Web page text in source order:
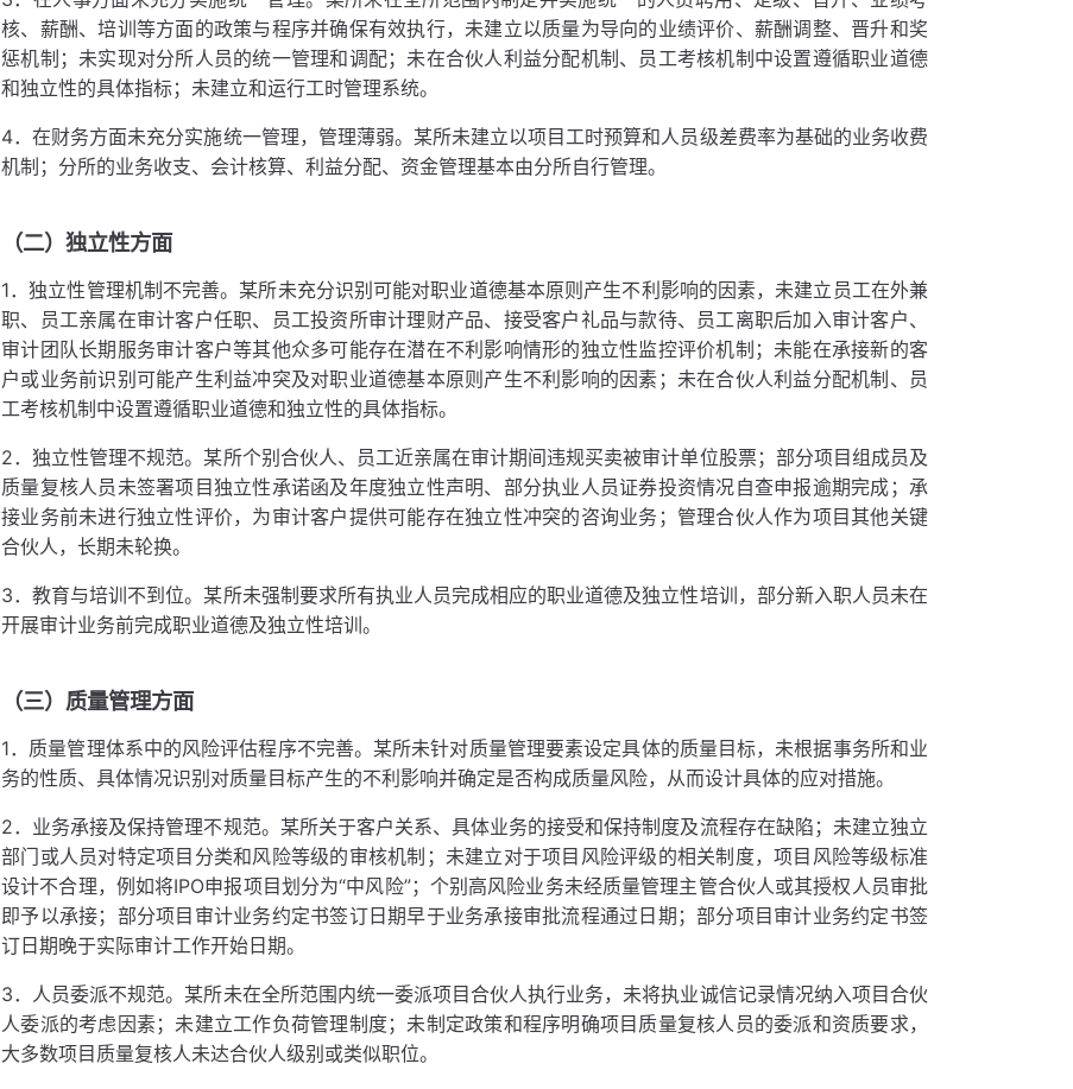
核、薪酬、培训等方面的政策与程序并确保有效执行，未建立以质量为导向的业绩评价、薪酬调整、晋升和奖
惩机制；未实现对分所人员的统一管理和调配；未在合伙人利益分配机制、员工考核机制中设置遵循职业道德
和独立性的具体指标；未建立和运行工时管理系统。
4．在财务方面未充分实施统一管理，管理薄弱。某所未建立以项目工时预算和人员级差费率为基础的业务收费
机制；分所的业务收支、会计核算、利益分配、资金管理基本由分所自行管理。
（二）独立性方面
1．独立性管理机制不完善。某所未充分识别可能对职业道德基本原则产生不利影响的因素，未建立员工在外兼
职、员工亲属在审计客户任职、员工投资所审计理财产品、接受客户礼品与款待、员工离职后加入审计客户、
审计团队长期服务审计客户等其他众多可能存在潜在不利影响情形的独立性监控评价机制；未能在承接新的客
户或业务前识别可能产生利益冲突及对职业道德基本原则产生不利影响的因素；未在合伙人利益分配机制、员
工考核机制中设置遵循职业道德和独立性的具体指标。
2．独立性管理不规范。某所个别合伙人、员工近亲属在审计期间违规买卖被审计单位股票；部分项目组成员及
质量复核人员未签署项目独立性承诺函及年度独立性声明、部分执业人员证券投资情况自查申报逾期完成；承
接业务前未进行独立性评价，为审计客户提供可能存在独立性冲突的咨询业务；管理合伙人作为项目其他关键
合伙人，长期未轮换。
3．教育与培训不到位。某所未强制要求所有执业人员完成相应的职业道德及独立性培训，部分新入职人员未在
开展审计业务前完成职业道德及独立性培训。
（三）质量管理方面
1．质量管理体系中的风险评估程序不完善。某所未针对质量管理要素设定具体的质量目标，未根据事务所和业
务的性质、具体情况识别对质量目标产生的不利影响并确定是否构成质量风险，从而设计具体的应对措施。
2．业务承接及保持管理不规范。某所关于客户关系、具体业务的接受和保持制度及流程存在缺陷；未建立独立
部门或人员对特定项目分类和风险等级的审核机制；未建立对于项目风险评级的相关制度，项目风险等级标准
设计不合理，例如将IPO申报项目划分为“中风险”；个别高风险业务未经质量管理主管合伙人或其授权人员审批
即予以承接；部分项目审计业务约定书签订日期早于业务承接审批流程通过日期；部分项目审计业务约定书签
订日期晚于实际审计工作开始日期。
3．人员委派不规范。某所未在全所范围内统一委派项目合伙人执行业务，未将执业诚信记录情况纳入项目合伙
人委派的考虑因素；未建立工作负荷管理制度；未制定政策和程序明确项目质量复核人员的委派和资质要求，
大多数项目质量复核人未达合伙人级别或类似职位。